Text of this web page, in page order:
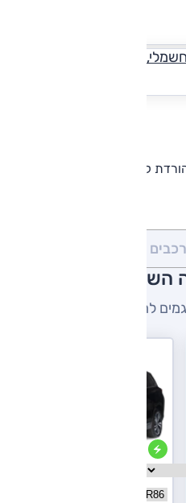
קטלוג סקודה אניאק קופה
השוואה למתחרים
בחר גרסה סקייוול ET5